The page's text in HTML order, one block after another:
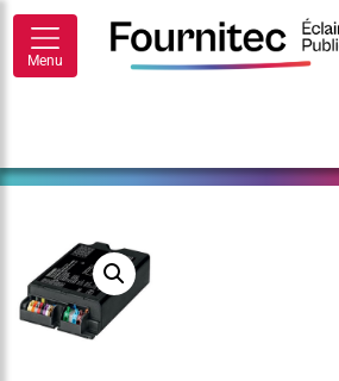
Menu